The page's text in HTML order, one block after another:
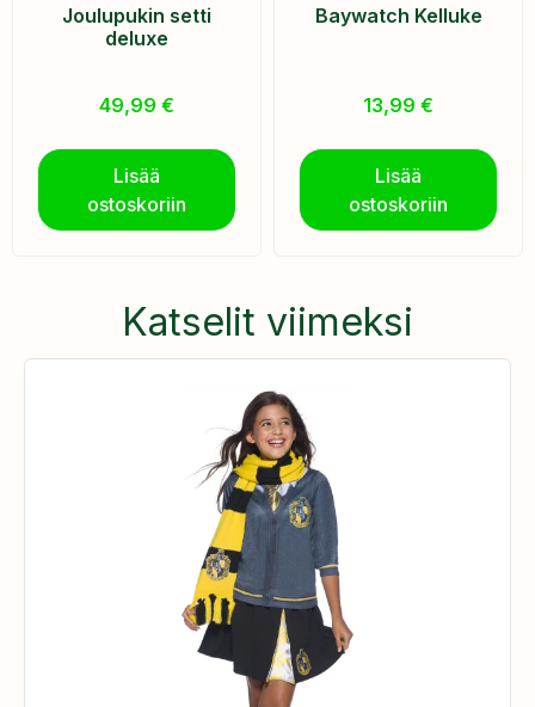
Joulupukin setti
deluxe
49,99 €
Lisää
ostoskoriin
Baywatch Kelluke
13,99 €
Lisää
ostoskoriin
Katselit viimeksi